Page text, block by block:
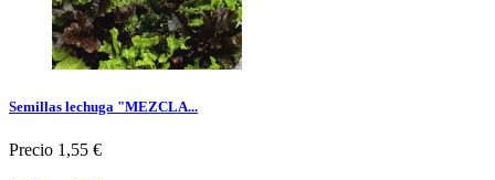
Semillas lechuga "MEZCLA...
Precio 1,55 €